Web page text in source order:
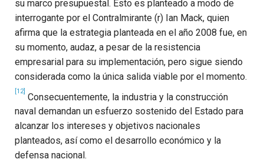
su marco presupuestal. Esto es planteado a modo de
interrogante por el Contralmirante (r) Ian Mack, quien
afirma que la estrategia planteada en el año 2008 fue, en
su momento, audaz, a pesar de la resistencia
empresarial para su implementación, pero sigue siendo
considerada como la única salida viable por el momento.
[12]
Consecuentemente, la industria y la construcción
naval demandan un esfuerzo sostenido del Estado para
alcanzar los intereses y objetivos nacionales
planteados, así como el desarrollo económico y la
defensa nacional.